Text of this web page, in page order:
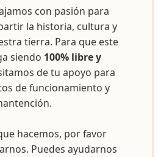
con pasión para
la historia, cultura y
tierra. Para que este
siendo 100% libre y
de tu apoyo para
de funcionamiento y
hacemos, por favor
Puedes ayudarnos